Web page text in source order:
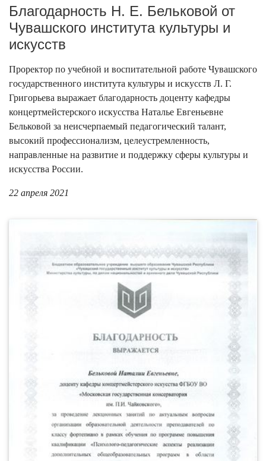
Благодарность Н. Е. Бельковой от
Чувашского института культуры и
искусств
Проректор по учебной и воспитательной работе Чувашского
государственного института культуры и искусств Л. Г.
Григорьева выражает благодарность доценту кафедры
концертмейстерского искусства Наталье Евгеньевне
Бельковой за неисчерпаемый педагогический талант,
высокий профессионализм, целеустремленность,
направленные на развитие и поддержку сферы культуры и
искусства России.
22 апреля 2021